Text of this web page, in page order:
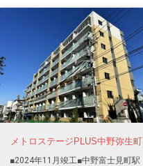
メトロステージPLUS中野弥生町
■2024年11月竣工■中野富士見町駅